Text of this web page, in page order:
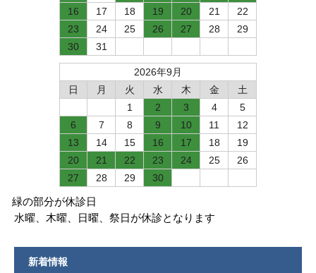
16
17 18 19 20 21
22
23
24 25 26 27 28
29
30
31
2026年9月
日
月 火 水 木 金
土
1
2 3 4
5
6
7 8 9 10 11
12
13
14 15 16 17 18
19
20
21 22 23 24 25
26
27
28 29 30
緑の部分が休診日
水曜、木曜、日曜、祭日が休診となります
新着情報